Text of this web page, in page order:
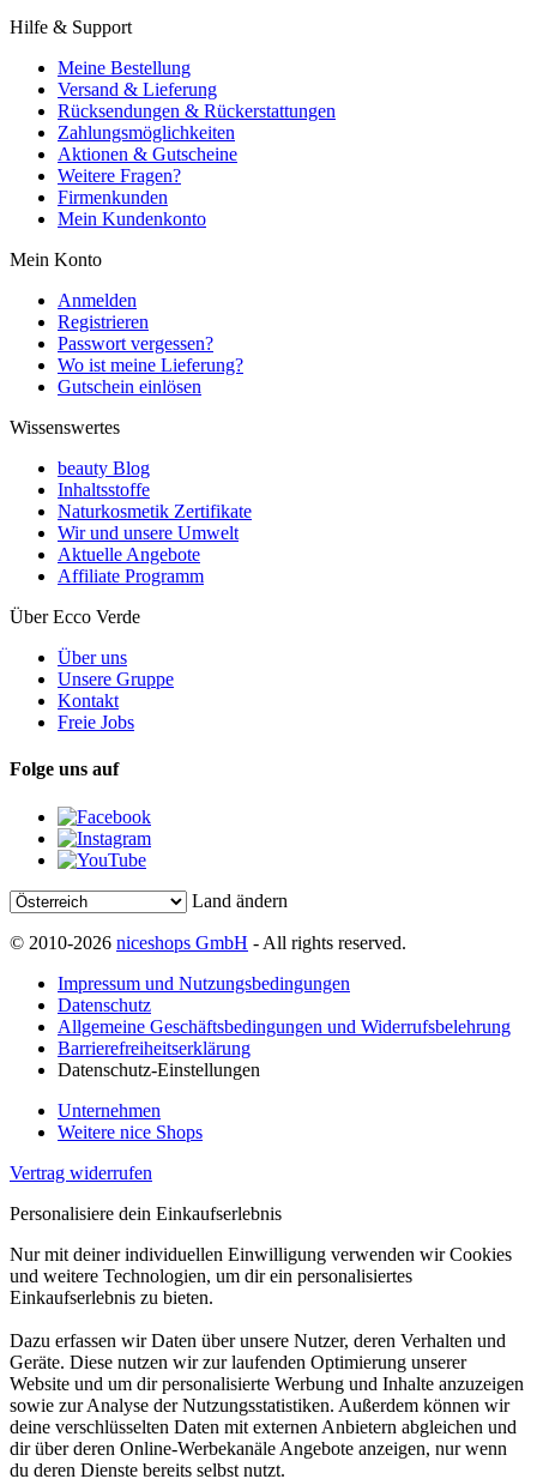
Hilfe & Support
Meine Bestellung
Versand & Lieferung
Rücksendungen & Rückerstattungen
Zahlungsmöglichkeiten
Aktionen & Gutscheine
Weitere Fragen?
Firmenkunden
Mein Kundenkonto
Mein Konto
Anmelden
Registrieren
Passwort vergessen?
Wo ist meine Lieferung?
Gutschein einlösen
Wissenswertes
beauty Blog
Inhaltsstoffe
Naturkosmetik Zertifikate
Wir und unsere Umwelt
Aktuelle Angebote
Affiliate Programm
Über Ecco Verde
Über uns
Unsere Gruppe
Kontakt
Freie Jobs
Folge uns auf
Land ändern
© 2010-2026 niceshops GmbH - All rights reserved.
Impressum und Nutzungsbedingungen
Datenschutz
Allgemeine Geschäftsbedingungen und Widerrufsbelehrung
Barrierefreiheitserklärung
Datenschutz-Einstellungen
Unternehmen
Weitere nice Shops
Vertrag widerrufen
Personalisiere dein Einkaufserlebnis
Nur mit deiner individuellen Einwilligung verwenden wir Cookies
und weitere Technologien, um dir ein personalisiertes
Einkaufserlebnis zu bieten.
Dazu erfassen wir Daten über unsere Nutzer, deren Verhalten und
Geräte. Diese nutzen wir zur laufenden Optimierung unserer
Website und um dir personalisierte Werbung und Inhalte anzuzeigen
sowie zur Analyse der Nutzungsstatistiken. Außerdem können wir
deine verschlüsselten Daten mit externen Anbietern abgleichen und
dir über deren Online-Werbekanäle Angebote anzeigen, nur wenn
du deren Dienste bereits selbst nutzt.